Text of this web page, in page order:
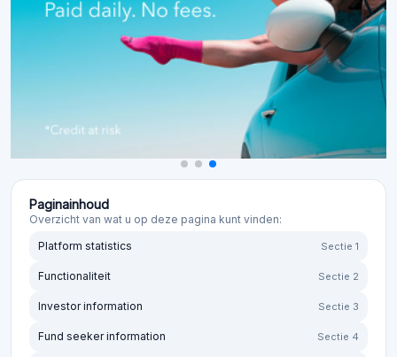
Paginainhoud
Overzicht van wat u op deze pagina kunt vinden:
Platform statistics
Sectie 1
Functionaliteit Sectie 2
Investor information Sectie 3
Fund seeker information Sectie 4